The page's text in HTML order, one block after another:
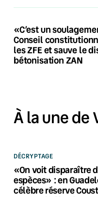
«C’est un
Conseil
les ZFE et sauve le
bétonisation ZAN
À la une de
DÉCRYPTAGE
«On voit disparaître
espèces» : en
célèbre réserve